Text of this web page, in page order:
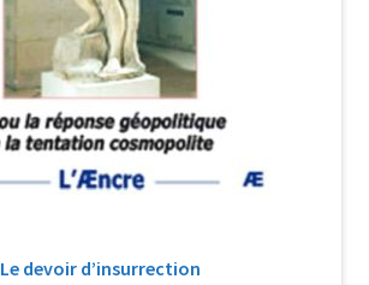
Le devoir d’insurrection